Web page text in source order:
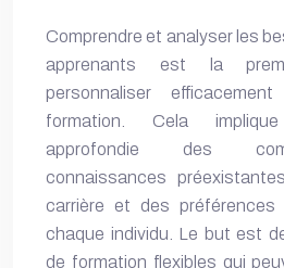
Comprendre et analyser les
apprenants est la
personnaliser
formation. Cela
approfondie des
connaissances
carrière et des préférences
chaque individu. Le but est
de formation flexibles qui